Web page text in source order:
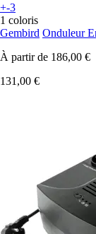
+-3
1 coloris
Gembird Onduleur
À partir de 186,00 €
131,00 €